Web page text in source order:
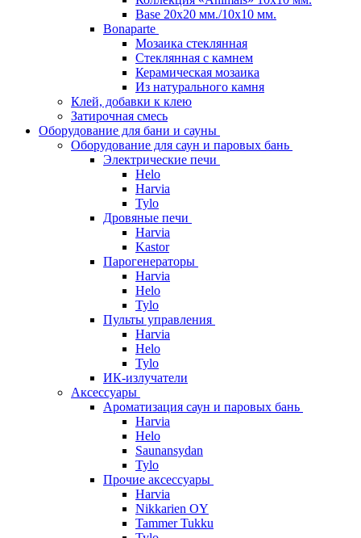
Base 20x20 мм./10х10 мм.
Bonaparte
Мозаика стеклянная
Стеклянная с камнем
Керамическая мозаика
Из натурального камня
Клей, добавки к клею
Затирочная смесь
Оборудование для бани и сауны
Оборудование для саун и паровых бань
Электрические печи
Helo
Harvia
Tylo
Дровяные печи
Harvia
Kastor
Парогенераторы
Harvia
Helo
Tylo
Пульты управления
Harvia
Helo
Tylo
ИК-излучатели
Аксессуары
Ароматизация саун и паровых бань
Harvia
Helo
Saunansydan
Tylo
Прочие аксессуары
Harvia
Nikkarien OY
Tammer Tukku